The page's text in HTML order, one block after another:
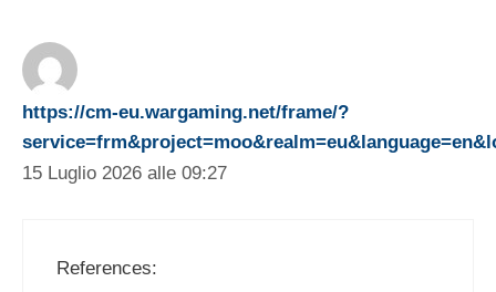
https://cm-eu.wargaming.net/frame/?
15 Luglio 2026 alle 09:27
References: